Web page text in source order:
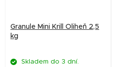
Granule Mini Krill Oliheň 2,5
kg
Skladem do 3 dní.